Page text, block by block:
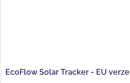
EcoFlow Solar Tracker - EU verze